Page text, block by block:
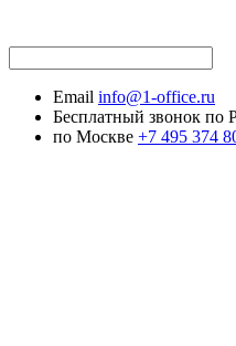
Email info@1-office.ru
Бесплатный звонок по
по Москве +7 495 374